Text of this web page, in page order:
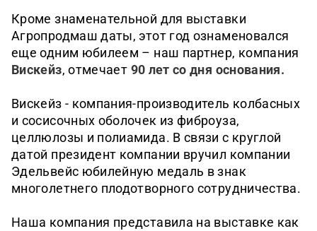
Кроме знаменательной для выставки
Агропродмаш даты, этот год ознаменовался
еще одним юбилеем – наш партнер, компания
Вискейз, отмечает 90 лет со дня основания.
Вискейз - компания-производитель колбасных
и сосисочных оболочек из фиброуза,
целлюлозы и полиамида. В связи с круглой
датой президент компании вручил компании
Эдельвейс юбилейную медаль в знак
многолетнего плодотворного сотрудничества.
Наша компания представила на выставке как